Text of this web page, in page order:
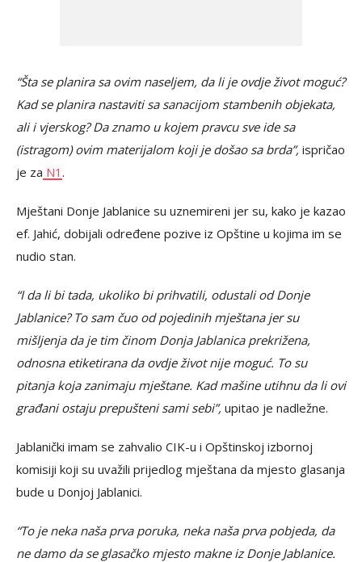
“Šta se planira sa ovim naseljem, da li je ovdje život moguć?
Kad se planira nastaviti sa sanacijom stambenih objekata,
ali i vjerskog? Da znamo u kojem pravcu sve ide sa
(istragom) ovim materijalom koji je došao sa brda”, ispričao
je za N1 .
Mještani Donje Jablanice su uznemireni jer su, kako je kazao
ef. Jahić, dobijali određene pozive iz Opštine u kojima im se
nudio stan.
“I da li bi tada, ukoliko bi prihvatili, odustali od Donje
Jablanice? To sam čuo od pojedinih mještana jer su
mišljenja da je tim činom Donja Jablanica prekrižena,
odnosna etiketirana da ovdje život nije moguć. To su
pitanja koja zanimaju mještane. Kad mašine utihnu da li ovi
građani ostaju prepušteni sami sebi”, upitao je nadležne.
Jablanički imam se zahvalio CIK-u i Opštinskoj izbornoj
komisiji koji su uvažili prijedlog mještana da mjesto glasanja
bude u Donjoj Jablanici.
“To je neka naša prva poruka, neka naša prva pobjeda, da
ne damo da se glasačko mjesto makne iz Donje Jablanice.